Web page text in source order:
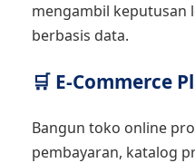
mengambil keputusan
berbasis data.
🛒 E-Commerce
Bangun toko online
pembayaran, katalog